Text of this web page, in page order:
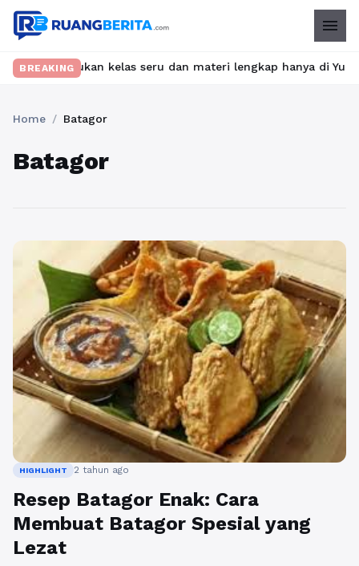
menu
BREAKING
Temukan kelas seru dan materi lengkap hanya di
Home / Batagor
Batagor
HIGHLIGHT 2 tahun ago
Resep Batagor Enak: Cara
Membuat Batagor Spesial yang
Lezat